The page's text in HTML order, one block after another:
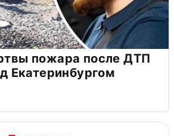
пожара после ДТП
Екатеринбургом